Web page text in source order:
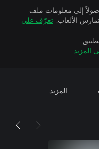
وصولاً إلى معلومات ملف
تعرّف على
المزيد
المزيد